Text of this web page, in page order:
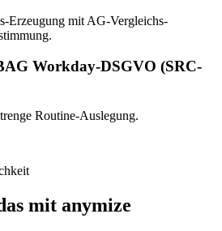
Erzeugung mit AG-Vergleichs-
Workday-DSGVO (SRC-
Routine-Auslegung.
mit anymize